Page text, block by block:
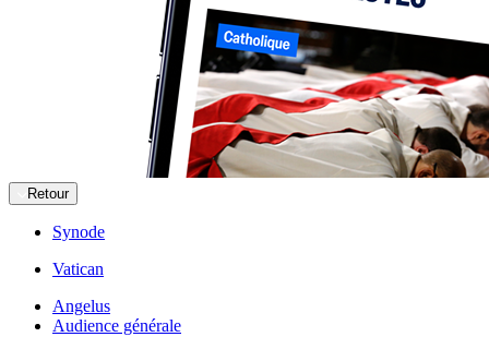
Retour
Synode
Vatican
Angelus
Audience générale